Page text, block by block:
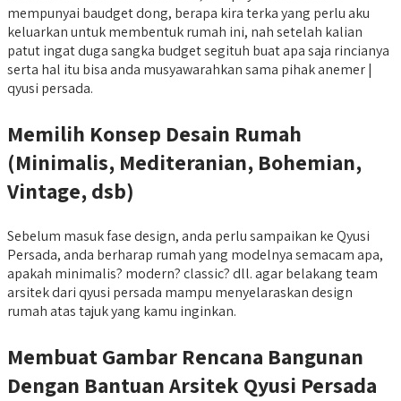
mempunyai baudget dong, berapa kira terka yang perlu aku
keluarkan untuk membentuk rumah ini, nah setelah kalian
patut ingat duga sangka budget segituh buat apa saja rincianya
serta hal itu bisa anda musyawarahkan sama pihak anemer |
qyusi persada.
Memilih Konsep Desain Rumah
(Minimalis, Mediteranian, Bohemian,
Vintage, dsb)
Sebelum masuk fase design, anda perlu sampaikan ke Qyusi
Persada, anda berharap rumah yang modelnya semacam apa,
apakah minimalis? modern? classic? dll. agar belakang team
arsitek dari qyusi persada mampu menyelaraskan design
rumah atas tajuk yang kamu inginkan.
Membuat Gambar Rencana Bangunan
Dengan Bantuan Arsitek Qyusi Persada